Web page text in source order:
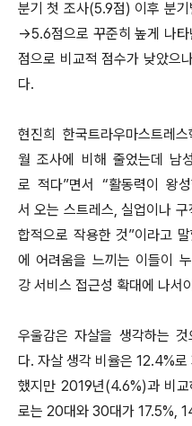
분기 첫 조사(5.9점) 이후 분
→5.6점으로 꾸준히 높게 나
점으로 비교적 점수가 낮았으
다.
현진희 한국트라우마스트레
월 조사에 비해 줄었는데 남
로 적다”면서 “활동력이 왕
서 오는 스트레스, 실업이나
합적으로 작용한 것”이라고
에 어려움을 느끼는 이들이
강 서비스 접근성 확대에 나서
우울감은 자살을 생각하는
다. 자살 생각 비율은 12.4%
했지만 2019년(4.6%)과 비
로는 20대와 30대가 17.5%,